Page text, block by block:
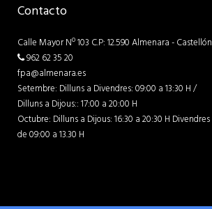
Contacto
Calle Mayor Nº 103 C.P: 12.590 Almenara - Castellón
962 62 35 20
fpa@almenara.es
Setembre: Dilluns a Divendres: 09:00 a 13:30 H /
Dilluns a Dijous:: 17:00 a 20:00 H
Octubre: Dilluns a Dijous: 16:30 a 20:30 H Divendres
de 09:00 a 13.30 H